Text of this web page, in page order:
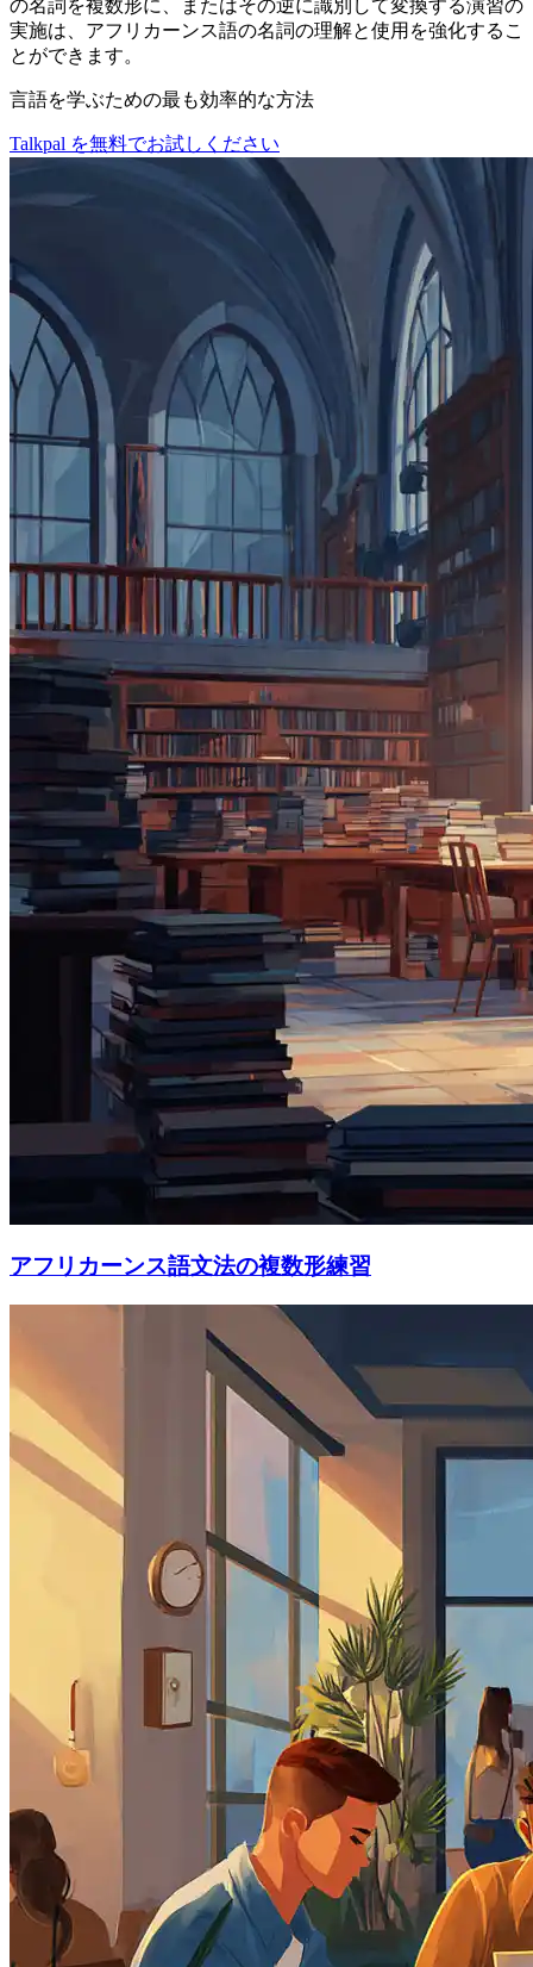
の名詞を複数形に、またはその逆に識別して変換する演習の
実施は、アフリカーンス語の名詞の理解と使用を強化するこ
とができます。
言語を学ぶための最も効率的な方法
Talkpal を無料でお試しください
アフリカーンス語文法の複数形練習